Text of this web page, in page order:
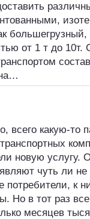
большегрузный,
от 1 т до 10т.
всего какую-то
новую услугу.
чуть ли
потребители, к
Но в тот раз
месяцев